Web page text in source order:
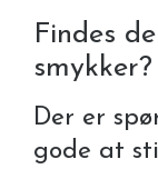
Findes
smykker?
Der er
gode at